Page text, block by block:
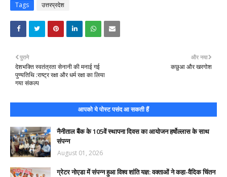
Tags उत्तरप्रदेश
और नया
कछुआ और खरगोश
पुराने
देशभक्ति स्वतंत्रता सेनानी की मनाई गई
पुण्यतिथि :राष्ट्र रक्षा और धर्म रक्षा का लिया
गया संकल्प
आपको ये पोस्ट पसंद आ सकती हैं
नैनीताल बैंक के 105वें स्थापना दिवस का आयोजन हर्षोल्लास के साथ
संपन्न
August 01, 2026
ग्रेटर नोएडा में संपन्न हुआ विश्व शांति यज्ञ: वक्ताओं ने कहा-वैदिक चिंतन